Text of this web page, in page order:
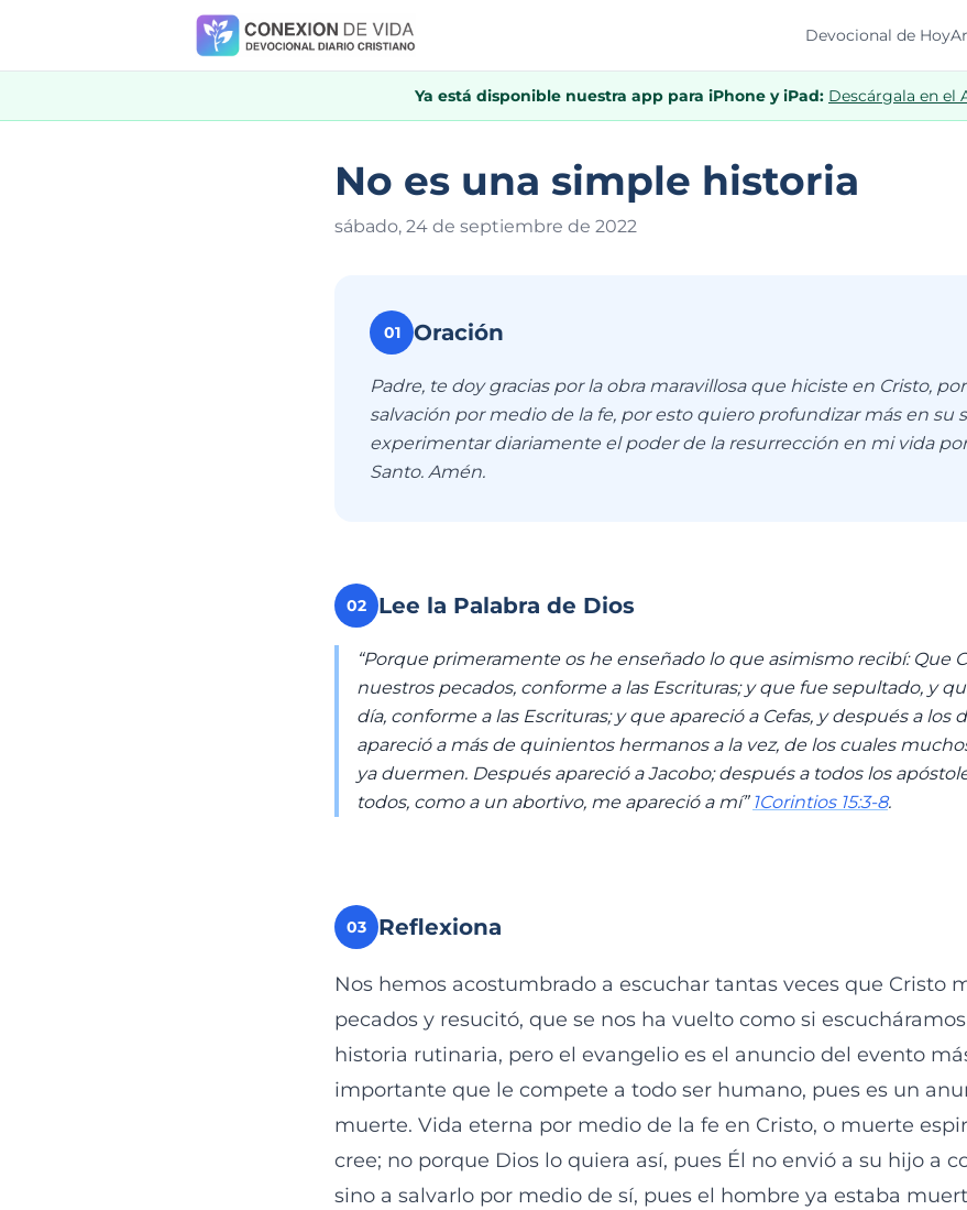
Devocional de Hoy
Ya está disponible nuestra app para iPhone y iPad: Descárgala en el
No es una simple historia
sábado, 24 de septiembre de 2022
01 Oración
Padre, te doy gracias por la obra maravillosa que hiciste en Cristo,
salvación por medio de la fe, por esto quiero profundizar más en su
experimentar diariamente el poder de la resurrección en mi vida
Santo. Amén.
02 Lee la Palabra de Dios
“Porque primeramente os he enseñado lo que asimismo recibí: Que
nuestros pecados, conforme a las Escrituras; y que fue sepultado, y
día, conforme a las Escrituras; y que apareció a Cefas, y después a los
apareció a más de quinientos hermanos a la vez, de los cuales
ya duermen. Después apareció a Jacobo; después a todos los
todos, como a un abortivo, me apareció a mí” 1Corintios 15:3-8.
03 Reflexiona
Nos hemos acostumbrado a escuchar tantas veces que Cristo
pecados y resucitó, que se nos ha vuelto como si
historia rutinaria, pero el evangelio es el anuncio del evento
importante que le compete a todo ser humano, pues es un
muerte. Vida eterna por medio de la fe en Cristo, o muerte
cree; no porque Dios lo quiera así, pues Él no envió a su hijo a
sino a salvarlo por medio de sí, pues el hombre ya estaba